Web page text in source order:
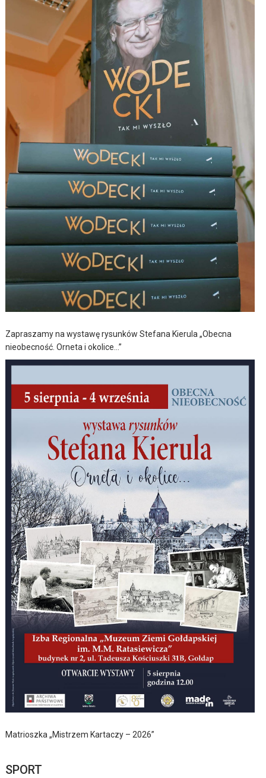
Zapraszamy na wystawę rysunków Stefana Kierula „Obecna
nieobecność. Orneta i okolice…”
Matrioszka „Mistrzem Kartaczy – 2026”
SPORT